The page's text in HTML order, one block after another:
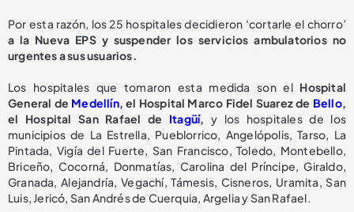
Por esta razón, los 25 hospitales decidieron ‘cortarle el chorro’
a la Nueva EPS y suspender los servicios ambulatorios no
urgentes a sus usuarios.
Los hospitales que tomaron esta medida son el Hospital
General de Medellín, el Hospital Marco Fidel Suarez de Bello,
el Hospital San Rafael de Itagüí, y los hospitales de los
municipios de La Estrella, Pueblorrico, Angelópolis, Tarso, La
Pintada, Vigía del Fuerte, San Francisco, Toledo, Montebello,
Briceño, Cocorná, Donmatías, Carolina del Príncipe, Giraldo,
Granada, Alejandría, Vegachí, Támesis, Cisneros, Uramita, San
Luis, Jericó, San Andrés de Cuerquia, Argelia y San Rafael.